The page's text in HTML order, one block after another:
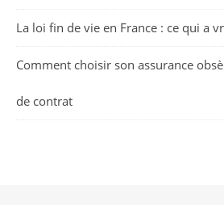
La loi fin de vie en France : ce qui a
Comment choisir son assurance
de contrat